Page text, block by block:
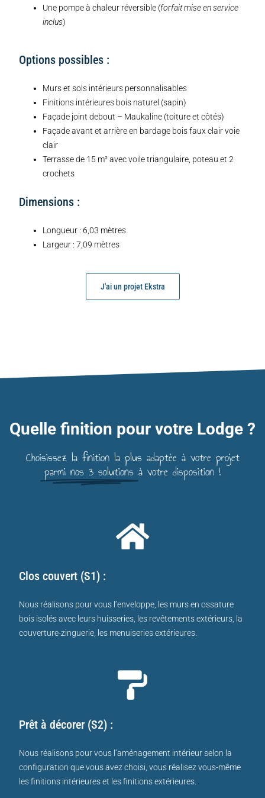
Une pompe à chaleur réversible (forfait mise en service
inclus)
Options possibles :
Murs et sols intérieurs personnalisables
Finitions intérieures bois naturel (sapin)
Façade joint debout – Maukaline (toiture et côtés)
Façade avant et arrière en bardage bois faux clair voie
clair
Terrasse de 15 m² avec voile triangulaire, poteau et 2
crochets
Dimensions :
Longueur : 6,03 mètres
Largeur : 7,09 mètres
J'ai un projet Ekstra
Quelle finition pour votre Lodge ?
Choisissez la finition la plus adaptée à votre projet
parmi nos 3 solutions à votre disposition !
Clos couvert (S1) :
Nous réalisons pour vous l’enveloppe, les murs en ossature
bois isolés avec leurs huisseries, les revêtements extérieurs, la
couverture-zinguerie, les menuiseries extérieures.
Prêt à décorer (S2) :
Nous réalisons pour vous l’aménagement intérieur selon la
configuration que vous avez choisi, vous réalisez vous-même
les finitions intérieures et les finitions extérieures.